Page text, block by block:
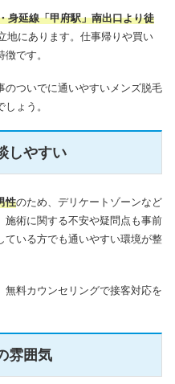
身延線「甲府駅」南出口より徒
地にあります。仕事帰りや買い
です。
のついでに通いやすいメンズ脱毛
ょう。
しやすい
性のため、デリケートゾーンなど
施術に関する不安や疑問点も事前
ている方でも通いやすい環境が整
無料カウンセリングで接客対応を
雰囲気